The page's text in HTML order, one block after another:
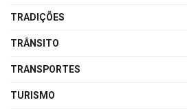
TRADIÇÕES
TRÂNSITO
TRANSPORTES
TURISMO